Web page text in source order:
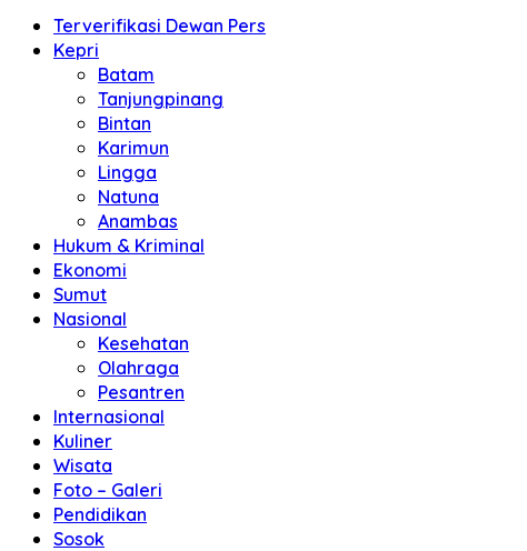
Terverifikasi Dewan Pers
Kepri
Batam
Tanjungpinang
Bintan
Karimun
Lingga
Natuna
Anambas
Hukum & Kriminal
Ekonomi
Sumut
Nasional
Kesehatan
Olahraga
Pesantren
Internasional
Kuliner
Wisata
Foto – Galeri
Pendidikan
Sosok